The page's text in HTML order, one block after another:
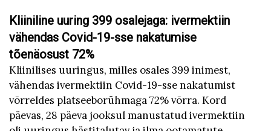
Kliiniline uuring 399 osalejaga: ivermektiin
vähendas Covid-19-sse nakatumise
tõenäosust 72%
Kliinilises uuringus, milles osales 399 inimest,
vähendas ivermektiin Covid-19-sse nakatumist
võrreldes platseeborühmaga 72% võrra. Kord
päevas, 28 päeva jooksul manustatud ivermektiin